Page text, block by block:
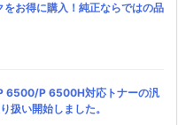
お得に購入！純正ならではの品
P 6500/P 6500H対応トナーの汎
扱い開始しました。